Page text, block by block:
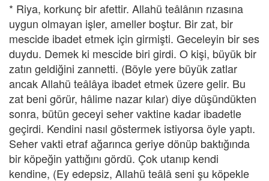
* Riya, korkunç bir afettir. Allahü teâlânın rızasına
uygun olmayan işler, ameller boştur. Bir zat, bir
mescide ibadet etmek için girmişti. Geceleyin bir ses
duydu. Demek ki mescide biri girdi. O kişi, büyük bir
zatın geldiğini zannetti. (Böyle yere büyük zatlar
ancak Allahü teâlâya ibadet etmek üzere gelir. Bu
zat beni görür, hâlime nazar kılar) diye düşündükten
sonra, bütün geceyi seher vaktine kadar ibadetle
geçirdi. Kendini nasıl göstermek istiyorsa öyle yaptı.
Seher vakti etraf ağarınca geriye dönüp baktığında
bir köpeğin yattığını gördü. Çok utanıp kendi
kendine, (Ey edepsiz, Allahü teâlâ seni şu köpekle